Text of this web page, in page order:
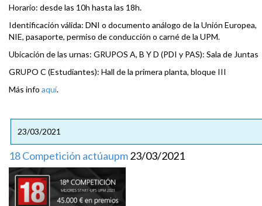
Horario: desde las 10h hasta las 18h.
Identificación válida: DNI o documento análogo de la Unión Europea,
NIE, pasaporte, permiso de conducción o carné de la UPM.
Ubicación de las urnas: GRUPOS A, B Y D (PDI y PAS): Sala de Juntas
GRUPO C (Estudiantes): Hall de la primera planta, bloque III
Más info aquí.
23/03/2021
18 Competición actúaupm23/03/2021